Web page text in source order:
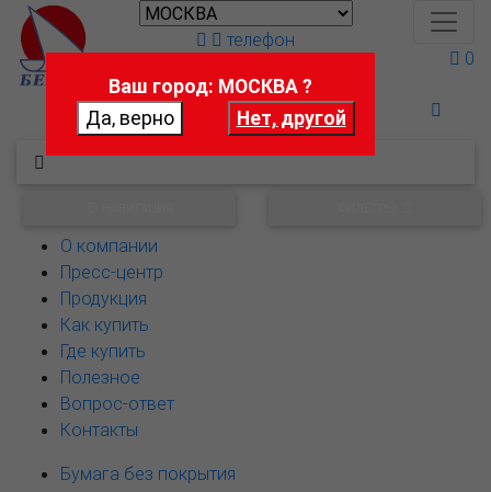
Поможем выбрать
телефон
0
О компании
Пресс-центр
Продукция
Как купить
Где купить
Полезное
Вопрос-ответ
Контакты
Бумага без покрытия
Ваш город: МОСКВА ?